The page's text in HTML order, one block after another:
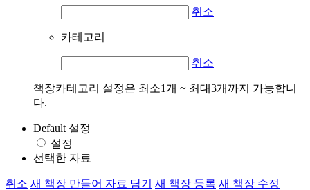
취소
카테고리
취소
책장카테고리 설정은 최소1개 ~ 최대3개까지 가능합니
다.
Default 설정
설정
선택한 자료
취소 새 책장 만들어 자료 담기 새 책장 등록 새 책장 수정